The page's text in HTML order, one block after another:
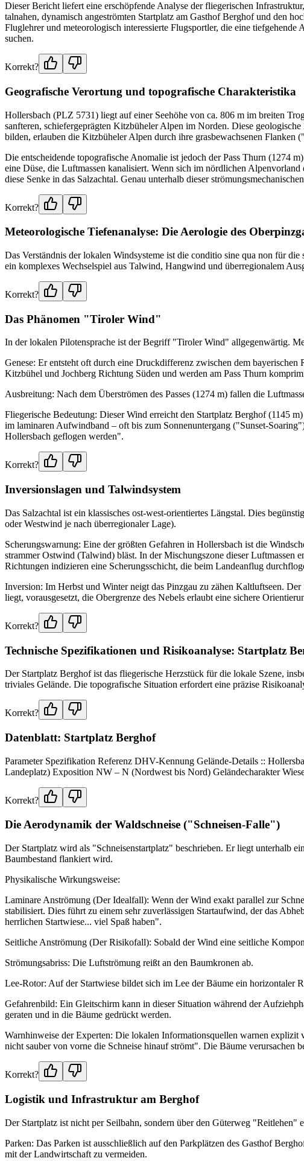
Dieser Bericht liefert eine erschöpfende Analyse der fliegerischen
talnahen, dynamisch angeströmten Startplatz am Gasthof Berghof und den
Fluglehrer und meteorologisch interessierte Flugsportler, die eine
suchen.
Korrekt?
Geografische Verortung und topografische Charakteristika
Hollersbach (PLZ 5731) liegt auf einer Seehöhe von ca. 806 m im breiten
sanfteren, schiefergeprägten Kitzbüheler Alpen im Norden. Diese
bilden, erlauben die Kitzbüheler Alpen durch ihre grasbewachsenen
Die entscheidende topografische Anomalie ist jedoch der Pass Thurn (1274
eine Düse, die Luftmassen kanalisiert. Wenn sich im nördlichen
diese Senke in das Salzachtal. Genau unterhalb dieser
Korrekt?
Meteorologische Tiefenanalyse: Die Aerologie des
Das Verständnis der lokalen Windsysteme ist die conditio sine qua non für
ein komplexes Wechselspiel aus Talwind, Hangwind und überregionalem
Korrekt?
Das Phänomen "Tiroler Wind"
In der lokalen Pilotensprache ist der Begriff "Tiroler Wind" allgegenwärtig.
Genese: Er entsteht oft durch eine Druckdifferenz zwischen dem
Kitzbühel und Jochberg Richtung Süden und werden am Pass Thurn
Ausbreitung: Nach dem Überströmen des Passes (1274 m) fallen die
Fliegerische Bedeutung: Dieser Wind erreicht den Startplatz Berghof (1145
im laminaren Aufwindband – oft bis zum Sonnenuntergang ("Sunset-
Hollersbach geflogen werden".
Korrekt?
Inversionslagen und Talwindsystem
Das Salzachtal ist ein klassisches ost-west-orientiertes Längstal. Dies
oder Westwind je nach überregionaler Lage).
Scherungswarnung: Eine der größten Gefahren in Hollersbach ist die
strammer Ostwind (Talwind) bläst. In der Mischungszone dieser Luftmassen
Richtungen indizieren eine Scherungsschicht, die beim Landeanflug
Inversion: Im Herbst und Winter neigt das Pinzgau zu zähen Kaltluftseen.
liegt, vorausgesetzt, die Obergrenze des Nebels erlaubt eine sichere
Korrekt?
Technische Spezifikationen und Risikoanalyse: Startplatz
Der Startplatz Berghof ist das fliegerische Herzstück für die lokale Szene,
triviales Gelände. Die topografische Situation erfordert eine präzise
Korrekt?
Datenblatt: Startplatz Berghof
Parameter Spezifikation Referenz DHV-Kennung Gelände-Details ::
Landeplatz) Exposition NW – N (Nordwest bis Nord) Geländecharakter
Korrekt?
Die Aerodynamik der Waldschneise ("Schneisen-Falle")
Der Startplatz wird als "Schneisenstartplatz" beschrieben. Er liegt unterhalb
Baumbestand flankiert wird.
Physikalische Wirkungsweise:
Laminare Anströmung (Der Idealfall): Wenn der Wind exakt parallel zur
stabilisiert. Dies führt zu einem sehr zuverlässigen Startaufwind, der das
herrlichen Startwiese... viel Spaß haben".
Seitliche Anströmung (Der Risikofall): Sobald der Wind eine seitliche
Strömungsabriss: Die Luftströmung reißt an den Baumkronen ab.
Lee-Rotor: Auf der Startwiese bildet sich im Lee der Bäume ein horizontaler
Gefahrenbild: Ein Gleitschirm kann in dieser Situation während der
geraten und in die Bäume gedrückt werden.
Warnhinweise der Experten: Die lokalen Informationsquellen warnen
nicht sauber von vorne die Schneise hinauf strömt". Die Bäume verursachen
Korrekt?
Logistik und Infrastruktur am Berghof
Der Startplatz ist nicht per Seilbahn, sondern über den Güterweg "Reitlehen"
Parken: Das Parken ist ausschließlich auf den Parkplätzen des Gasthof
mit der Landwirtschaft zu vermeiden.